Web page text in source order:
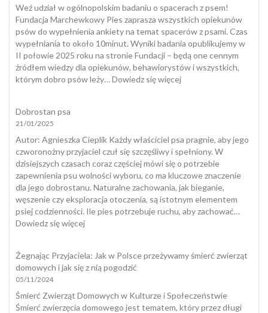
a
naturalny
spacer
Weź udział w ogólnopolskim badaniu o spacerach z psem!
Fundacja Marchewkowy Pies zaprasza wszystkich opiekunów
psów do wypełnienia ankiety na temat spacerów z psami. Czas
wypełniania to około 10minut. Wyniki badania opublikujemy w
II połowie 2025 roku na stronie Fundacji – będą one cennym
źródłem wiedzy dla opiekunów, behawiorystów i wszystkich,
którym dobro psów leży…Dowiedz się więcej:
badanie
ogólnopolskie
Dobrostan psa
21/01/2025
​Autor: Agnieszka Cieplik Każdy właściciel psa pragnie, aby jego
czworonożny przyjaciel czuł się szczęśliwy i spełniony. W
dzisiejszych czasach coraz częściej mówi się o potrzebie
zapewnienia psu wolności wyboru, co ma kluczowe znaczenie
dla jego dobrostanu. Naturalne zachowania, jak bieganie,
węszenie czy eksploracja otoczenia, są istotnym elementem
psiej codzienności. Ile pies potrzebuje ruchu, aby zachować…
Dowiedz się więcej:
Żegnając Przyjaciela: Jak w Polsce przeżywamy śmierć zwierząt
domowych i jak się z nią pogodzić
05/11/2024
Śmierć Zwierząt Domowych w Kulturze i Społeczeństwie
Śmierć zwierzęcia domowego jest tematem, który przez długi